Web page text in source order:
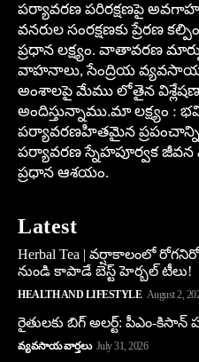
పర్యావరణ పరిరక్షణపై
వనరుల సంరక్షణకు ప్రేరణ
ప్రధాన లక్ష్యం. వాతావరణ
వాహనాలు, సేంద్రియ
అంశాలపై మేము లోతైన
అందిస్తున్నాము.మా లక్ష్యం :
పర్యావరణహితమైన
పర్యావరణ స్నేహపూర్వక
ప్రధాన ఆశయం.
Latest
Herbal Tea | వర్షాకాలంలో
నుండి కాపాడే బెస్ట్ హెర్బల్ టీలు!
HEALTH AND LIFESTYLE August 2,
రైతులకు బిగ్ అలర్ట్: పీఎం-కిసాన్
వ్యవసాయ వార్తలు July 31, 2026